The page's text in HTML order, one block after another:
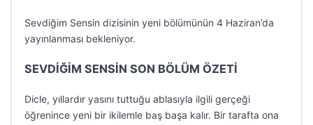
Sevdiğim Sensin dizisinin yeni bölümünün 4 Haziran’da
yayınlanması bekleniyor.
SEVDİĞİM SENSİN SON BÖLÜM ÖZETİ
Dicle, yıllardır yasını tuttuğu ablasıyla ilgili gerçeği
öğrenince yeni bir ikilemle baş başa kalır. Bir tarafta ona